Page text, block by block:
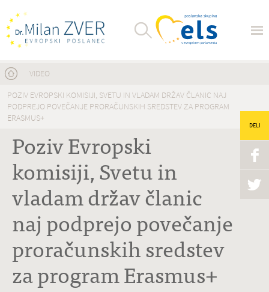
Nahajate se tukaj
VIDEO
POZIV EVROPSKI KOMISIJI, SVETU IN VLADAM DRŽAV ČLANIC NAJ
PODPREJO POVEČANJE PRORAČUNSKIH SREDSTEV ZA PROGRAM
ERASMUS+
Poziv Evropski
komisiji, Svetu in
vladam držav članic
naj podprejo povečanje
proračunskih sredstev
za program Erasmus+
DELI